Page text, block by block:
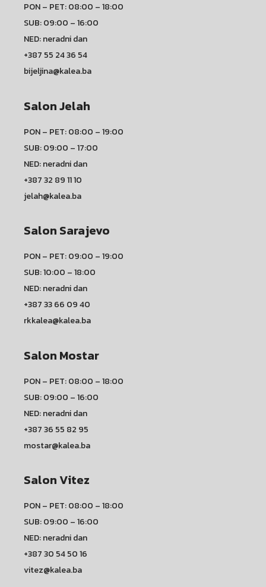
PON – PET: 08:00 – 18:00
SUB: 09:00 – 16:00
NED: neradni dan
+387 55 24 36 54
bijeljina@kalea.ba
Salon Jelah
PON – PET: 08:00 – 19:00
SUB: 09:00 – 17:00
NED: neradni dan
+387 32 89 11 10
jelah@kalea.ba
Salon Sarajevo
PON – PET: 09:00 – 19:00
SUB: 10:00 – 18:00
NED: neradni dan
+387 33 66 09 40
rkkalea@kalea.ba
Salon Mostar
PON – PET: 08:00 – 18:00
SUB: 09:00 – 16:00
NED: neradni dan
+387 36 55 82 95
mostar@kalea.ba
Salon Vitez
PON – PET: 08:00 – 18:00
SUB: 09:00 – 16:00
NED: neradni dan
+387 30 54 50 16
vitez@kalea.ba